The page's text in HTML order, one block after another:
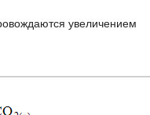
увеличением